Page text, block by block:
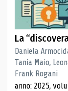
La
Daniela
Tania Maio,
Frank Rogani
anno: 2025,